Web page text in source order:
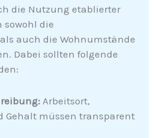
die Nutzung etablierter
sowohl die
auch die Wohnumstände
Dabei sollten folgende
Arbeitsort,
Gehalt müssen transparent